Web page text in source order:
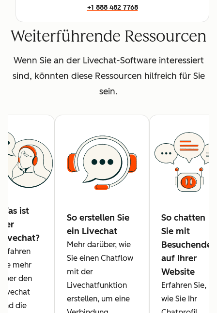
+1 888 482 7768
Weiterführende Ressourcen
Wenn Sie an der Livechat-Software interessiert
sind, könnten diese Ressourcen hilfreich für Sie
sein.
Was ist
der
Livechat?
Erfahren
Sie mehr
über den
Livechat
und die
So erstellen Sie
ein Livechat
Mehr darüber, wie
Sie einen Chatflow
mit der
Livechatfunktion
erstellen, um eine
So chatten
Sie mit
Besuchenden
auf Ihrer
Website
Erfahren Sie,
wie Sie Ihr